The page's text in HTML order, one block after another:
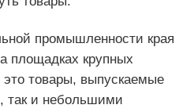
промышленности края
площадках крупных
товары, выпускаемые
так и небольшими